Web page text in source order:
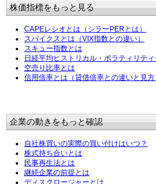
株価指標をもっと見る
CAPEレシオとは（シラーPERとは）
スパイクスとは（VIX指数との違い）
スキュー指数とは
日経平均ヒストリカル・ボラティリテ
空売り比率とは
信用倍率とは（貸借倍率との違いと見方
企業の動きをもっと確認
自社株買いの実際の買い付けはいつ？
株式持ち合いとは
民事再生法とは
継続企業の前提とは
ディスクロージャーとは